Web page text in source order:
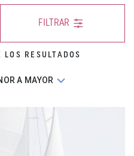
FILTRAR
RESULTADOS